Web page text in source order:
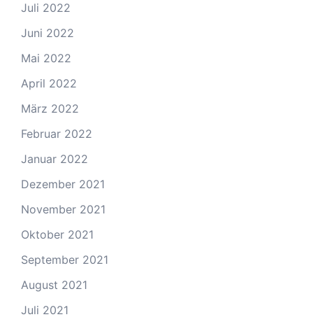
Juli 2022
Juni 2022
Mai 2022
April 2022
März 2022
Februar 2022
Januar 2022
Dezember 2021
November 2021
Oktober 2021
September 2021
August 2021
Juli 2021